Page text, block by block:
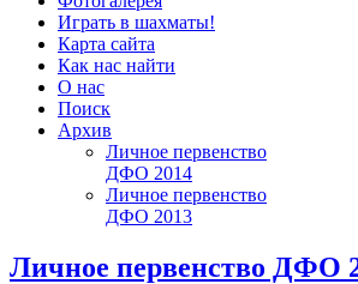
Играть в шахматы!
Карта сайта
Как нас найти
О нас
Поиск
Архив
Личное первенство
ДФО 2014
Личное первенство
ДФО 2013
Личное первенство ДФО